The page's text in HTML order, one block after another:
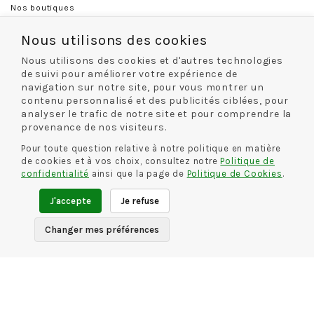
Nos boutiques
INFORMATIONS
Conditions générales de vente
Mentions légales
Politique de confidentialité
INFORMATIONS
Livraison et retour
Guide des tailles
Nous utilisons des cookies
Nous utilisons des cookies et d'autres technologies
de suivi pour améliorer votre expérience de
navigation sur notre site, pour vous montrer un
contenu personnalisé et des publicités ciblées, pour
analyser le trafic de notre site et pour comprendre la
provenance de nos visiteurs.
Pour toute question relative à notre politique en matière
de cookies et à vos choix, consultez notrePolitique de
confidentialité ainsi que la page de Politique de Cookies .
J'accepte Je refuse
Changer mes préférences